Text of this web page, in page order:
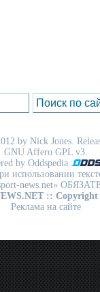
by Nick Jones.
GNU Affero GPL v3.
by Oddspedia
news.net»
:: Copyright
Реклама на сайте